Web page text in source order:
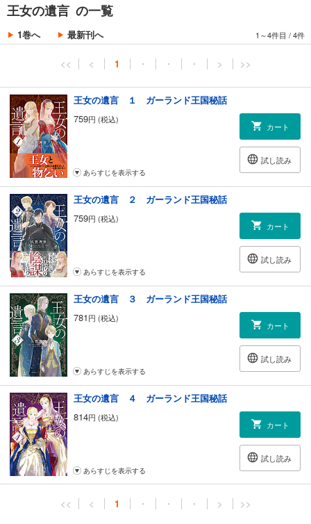
王女の遺言 の一覧
1巻へ 最新刊へ 1～4件目 /4件
<< < 1 ・ ・ ・ > >>
王女の遺言 １ ガーランド王国秘話
759円 (税込)
カート
試し読み
あらすじを表示する
王女の遺言 ２ ガーランド王国秘話
759円 (税込)
カート
試し読み
あらすじを表示する
王女の遺言 ３ ガーランド王国秘話
781円 (税込)
カート
試し読み
あらすじを表示する
王女の遺言 ４ ガーランド王国秘話
814円 (税込)
カート
試し読み
あらすじを表示する
<< < 1 ・ ・ ・ > >>